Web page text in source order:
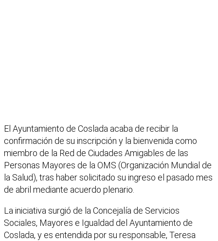
El Ayuntamiento de Coslada acaba de recibir la
confirmación de su inscripción y la bienvenida como
miembro de la Red de Ciudades Amigables de las
Personas Mayores de la OMS (Organización Mundial de
la Salud), tras haber solicitado su ingreso el pasado mes
de abril mediante acuerdo plenario.
La iniciativa surgió de la Concejalía de Servicios
Sociales, Mayores e Igualdad del Ayuntamiento de
Coslada, y es entendida por su responsable, Teresa